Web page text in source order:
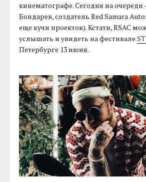
кинематографе. Сегодня на
Бондарев, создатель Red Samara
еще кучи проектов). Кстати, RSAC
услышать и увидеть на фестивале
Петербурге 13 июня.